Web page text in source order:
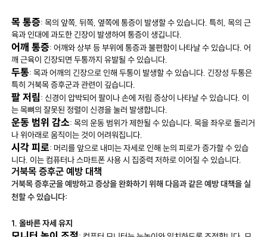
목 통증: 목의 앞쪽, 뒤쪽, 옆쪽에 통증이 발생할 수 있습니다. 특히, 목의 근
육과 인대에 과도한 긴장이 발생하여 통증이 생깁니다.
어깨 통증: 어깨와 상부 등 부위에 통증과 불편함이 나타날 수 있습니다. 어
깨 근육이 긴장되면 두통까지 유발될 수 있습니다.
두통: 목과 어깨의 긴장으로 인해 두통이 발생할 수 있습니다. 긴장성 두통은
특히 거북목 증후군과 관련이 깊습니다.
팔 저림: 신경이 압박되어 팔이나 손에 저림 증상이 나타날 수 있습니다. 이
는 목뼈의 잘못된 정렬이 신경을 눌러 발생합니다.
운동 범위 감소: 목의 운동 범위가 제한될 수 있습니다. 목을 좌우로 돌리거
나 위아래로 움직이는 것이 어려워집니다.
시각 피로: 머리를 앞으로 내미는 자세로 인해 눈의 피로가 증가할 수 있습
니다. 이는 컴퓨터나 스마트폰 사용 시 집중력 저하로 이어질 수 있습니다.
거북목 증후군 예방 대책
거북목 증후군을 예방하고 증상을 완화하기 위해 다음과 같은 예방 대책을 실
천할 수 있습니다:
1. 올바른 자세 유지